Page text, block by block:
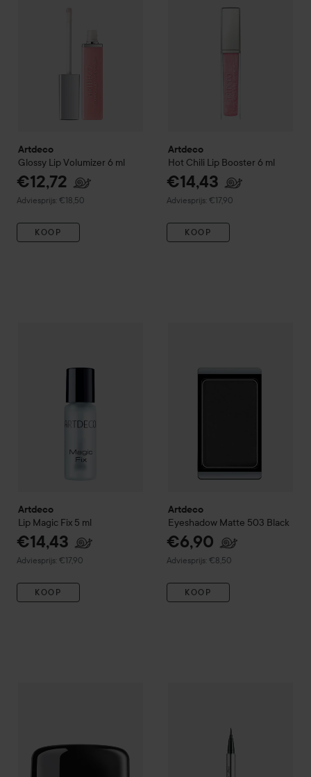
Artdeco
Glossy Lip Volumizer 6 ml
€12,72
Adviesprijs: €18,50
Aanbevolen prijs €18,50
KOOP
Artdeco
Hot Chili Lip Booster 6 ml
€14,43
Adviesprijs: €17,90
Aanbevolen prijs €17,90
KOOP
Artdeco
Lip Magic Fix 5 ml
€14,43
Adviesprijs: €17,90
Aanbevolen prijs €17,90
KOOP
Artdeco
Eyeshadow Matte 503 Black
€6,90
Adviesprijs: €8,50
Aanbevolen prijs €8,50
KOOP